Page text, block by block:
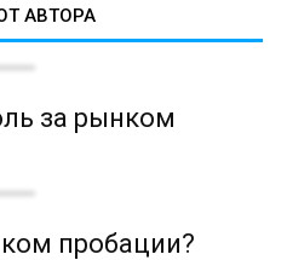
АВТОРА
за рынком
пробации?